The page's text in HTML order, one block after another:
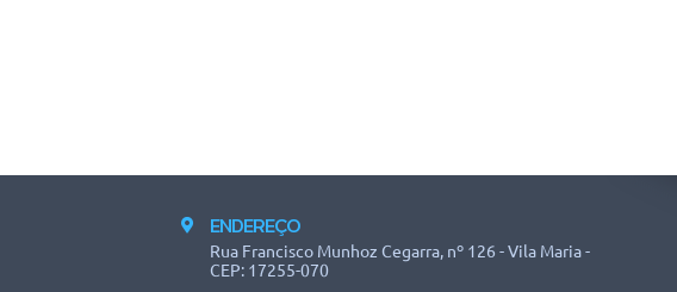
ENDEREÇO
Rua Francisco Munhoz Cegarra, nº 126 - Vila Maria -
CEP: 17255-070